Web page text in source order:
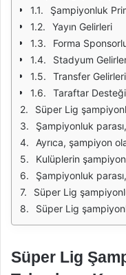
Şampiyonluk
Yayın Gelirleri
Forma
Stadyum
Transfer
Taraftar
Süper Lig şampiyonluğu, sadece prestij değil, aynı zamanda maddi kazançlar da getiriyor. Türkiye'nin en üst düzey futbol ligi olan Süper Lig, her
Şampiyonluk parası, kulüplerin ligdeki performansına göre değişiklik göstermektedir. Genellikle, şampiyon olan takıma verilen ödül, sezon
Ayrıca, şampiyon olan takım, UEFA Şampiyonlar Ligi'nde veya UEFA Avrupa Ligi'nde mücadele etme hakkı kazanır. Bu durum, kulüplerin gelirlerini artırma
Kulüplerin şampiyonluk parası dışında, sponsorluk anlaşmaları da gelirlerini artıran önemli bir faktördür. Şampiyon olan takım,
Şampiyonluk parası, özellikle küçük ve orta ölçekli kulüpler için büyük bir fırsat anlamına gelmektedir. Bu kulüpler, şampiyon
Süper Lig şampiyonluk parası, kulüplerin bütçeleri üzerinde doğrudan bir etkiye sahip olduğu için, birçok takımın stratejilerini belirlemede önemli
Süper Lig şampiyonluğu, sadece bir kupa kazanmak değil, aynı zamanda finansal kazançlar elde etmek için de önemli bir fırsattır. Takımlar, bu ödülü almanın
Süper Lig